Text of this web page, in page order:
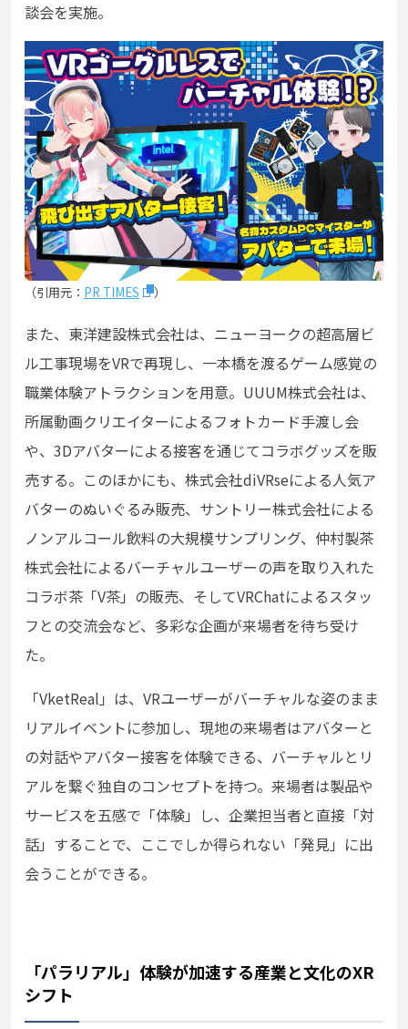
談会を実施。
（引用元： PR TIMES ）
また、東洋建設株式会社は、ニューヨークの超高層ビ
ル工事現場をVRで再現し、一本橋を渡るゲーム感覚の
職業体験アトラクションを用意。UUUM株式会社は、
所属動画クリエイターによるフォトカード手渡し会
や、3Dアバターによる接客を通じてコラボグッズを販
売する。このほかにも、株式会社diVRseによる人気ア
バターのぬいぐるみ販売、サントリー株式会社による
ノンアルコール飲料の大規模サンプリング、仲村製茶
株式会社によるバーチャルユーザーの声を取り入れた
コラボ茶「V茶」の販売、そしてVRChatによるスタッ
フとの交流会など、多彩な企画が来場者を待ち受け
た。
「VketReal」は、VRユーザーがバーチャルな姿のまま
リアルイベントに参加し、現地の来場者はアバターと
の対話やアバター接客を体験できる、バーチャルとリ
アルを繋ぐ独自のコンセプトを持つ。来場者は製品や
サービスを五感で「体験」し、企業担当者と直接「対
話」することで、ここでしか得られない「発見」に出
会うことができる。
「パラリアル」体験が加速する産業と文化のXR
シフト